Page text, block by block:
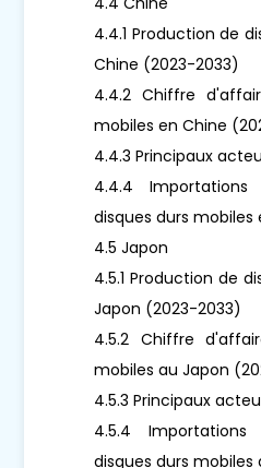
4.4.1 Production de
Chine (2023-2033)
4.4.2 Chiffre
mobiles en Chine
4.4.3 Principaux
4.4.4
disques durs
4.5 Japon
4.5.1 Production de
Japon (2023-2033)
4.5.2 Chiffre
mobiles au Japon
4.5.3 Principaux
4.5.4
disques durs